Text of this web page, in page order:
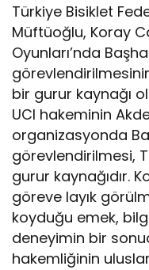
Türkiye Bisiklet
Müftüoğlu, Koray
Oyunları’nda
bir gurur kaynağı
UCI hakeminin
organizasyonda
görevlendirilmesi,
gurur kaynağıdır.
göreve layık
koyduğu emek,
deneyimin bir
hakemliğinin